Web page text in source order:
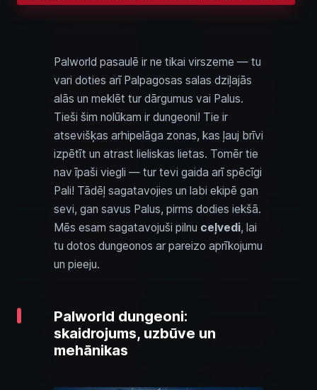
Palworld pasaulē ir ne tikai virszeme — tu
vari doties arī Palpagosas salas dziļajās
alās un meklēt tur dārgumus vai Palus.
Tieši šim nolūkam ir dungeoni! Tie ir
atsevišķas arhipelāga zonas, kas ļauj brīvi
izpētīt un atrast lieliskas lietas. Tomēr tie
nav īpaši viegli — tur tevi gaida arī spēcīgi
Pali! Tādēļ sagatavojies un labi ekipē gan
sevi, gan savus Palus, pirms dodies iekšā.
Mēs esam sagatavojuši pilnu ceļvedi, lai
tu dotos dungeonos ar pareizo aprīkojumu
un pieeju.
Palworld dungeoni:
skaidrojums, uzbūve un
mehānikas